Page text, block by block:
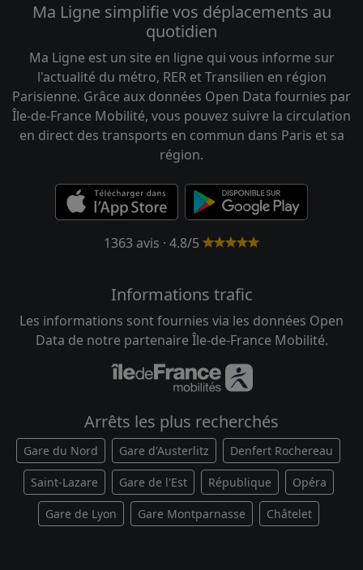
Ma Ligne simplifie vos déplacements au
quotidien
Ma Ligne est un site en ligne qui vous informe sur
l'actualité du métro, RER et Transilien en région
Parisienne. Grâce aux données Open Data fournies par
Île-de-France Mobilité, vous pouvez suivre la circulation
en direct des transports en commun dans Paris et sa
région.
1363 avis · 4.8/5
Informations trafic
Les informations sont fournies via les données Open
Data de notre partenaire Île-de-France Mobilité.
Arrêts les plus recherchés
Gare du Nord Gare d'Austerlitz Denfert Rochereau
Saint-Lazare Gare de l'Est République Opéra
Gare de Lyon Gare Montparnasse Châtelet